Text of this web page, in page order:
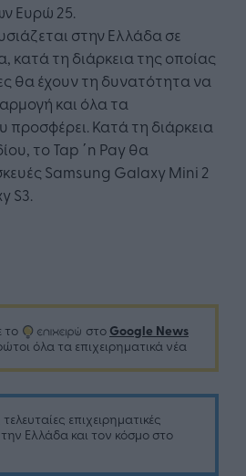
Ευρώ 25.
στην Ελλάδα σε
κατά τη διάρκεια της οποίας
θα έχουν τη δυνατότητα να
και όλα τα
Κατά τη διάρκεια
το Tap ΄n Pay θα
Samsung Galaxy Mini 2
S3.
το στο Google News
όλα τα επιχειρηματικά νέα
τελευταίες επιχειρηματικές
Ελλάδα και τον κόσμο στο